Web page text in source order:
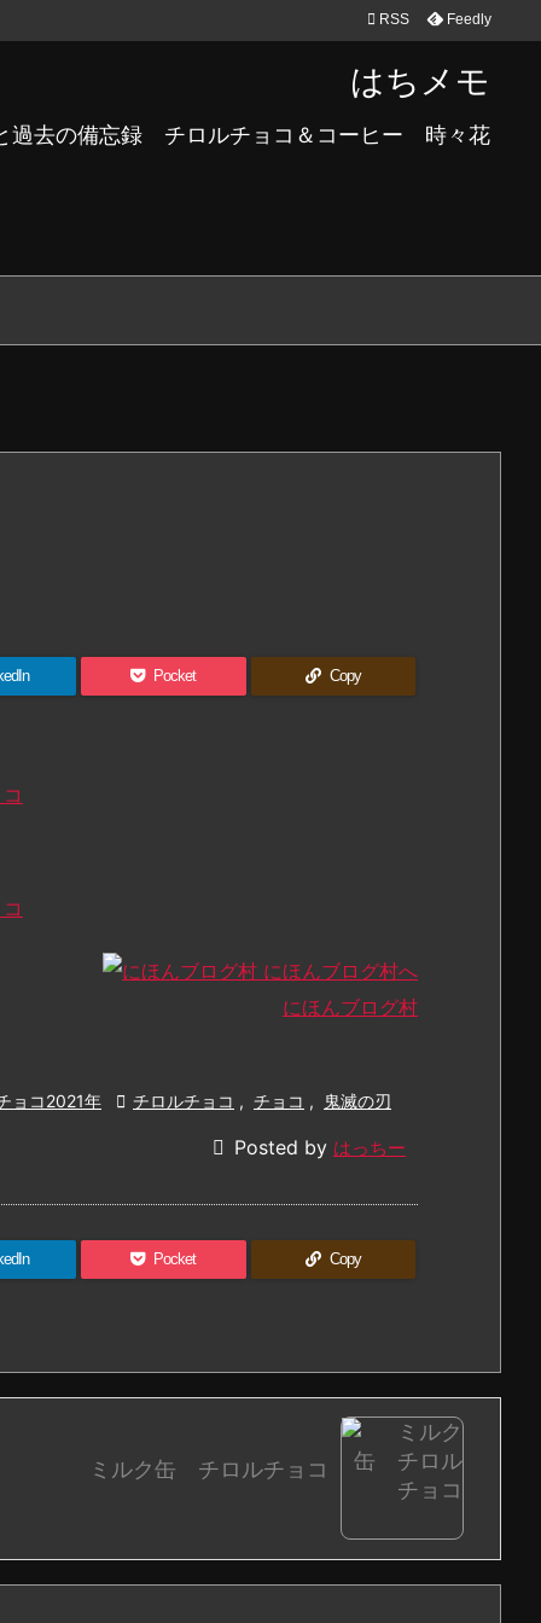
はちメモ
過去の備忘録 チロルチョコ＆コーヒー 時々花
 RSS Feedly
Pocket Copy
にほんブログ村
ョコ2021年  チロルチョコ , チョコ , 鬼滅の刃
 Posted by はっちー
Pocket Copy
ミルク缶 チロルチョコ